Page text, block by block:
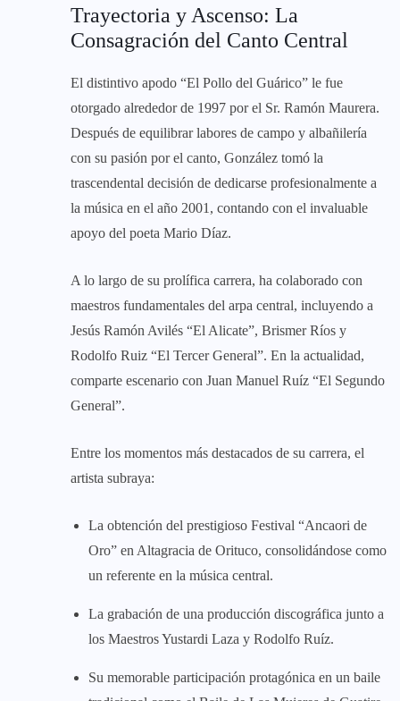
Trayectoria y Ascenso: La
Consagración del Canto Central
El distintivo apodo “El Pollo del Guárico” le fue
otorgado alrededor de 1997 por el Sr. Ramón Maurera.
Después de equilibrar labores de campo y albañilería
con su pasión por el canto, González tomó la
trascendental decisión de dedicarse profesionalmente a
la música en el año 2001, contando con el invaluable
apoyo del poeta Mario Díaz.
A lo largo de su prolífica carrera, ha colaborado con
maestros fundamentales del arpa central, incluyendo a
Jesús Ramón Avilés “El Alicate”, Brismer Ríos y
Rodolfo Ruiz “El Tercer General”. En la actualidad,
comparte escenario con Juan Manuel Ruíz “El Segundo
General”.
Entre los momentos más destacados de su carrera, el
artista subraya:
La obtención del prestigioso Festival “Ancaori de
Oro” en Altagracia de Orituco, consolidándose como
un referente en la música central.
La grabación de una producción discográfica junto a
los Maestros Yustardi Laza y Rodolfo Ruíz.
Su memorable participación protagónica en un baile